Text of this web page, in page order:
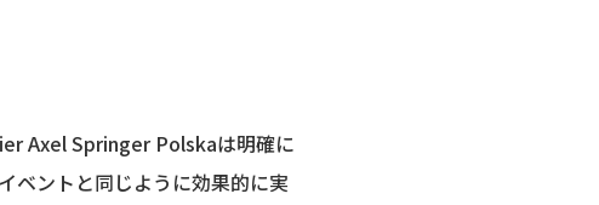
Axel Springer Polskaは明確に
ベントと同じように効果的に実